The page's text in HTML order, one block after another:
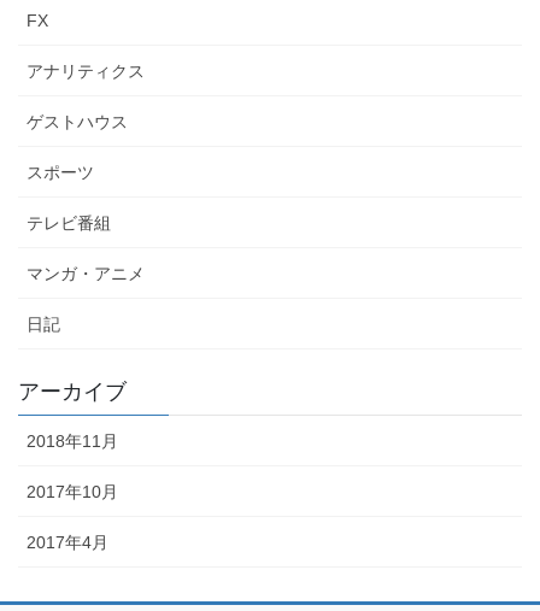
FX
アナリティクス
ゲストハウス
スポーツ
テレビ番組
マンガ・アニメ
日記
アーカイブ
2018年11月
2017年10月
2017年4月